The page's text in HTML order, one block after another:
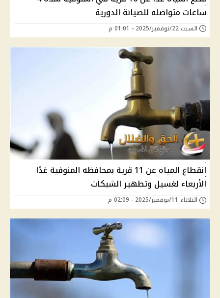
ساعات متواصله للصيانة الدورية
السبت 22/نوفمبر/2025 - 01:01 م
انقطاع المياه عن 11 قرية بمحافظه المنوفية غدًا
الأربعاء لغسيل وتطهير الشبكات
الثلاثاء 11/نوفمبر/2025 - 02:09 م